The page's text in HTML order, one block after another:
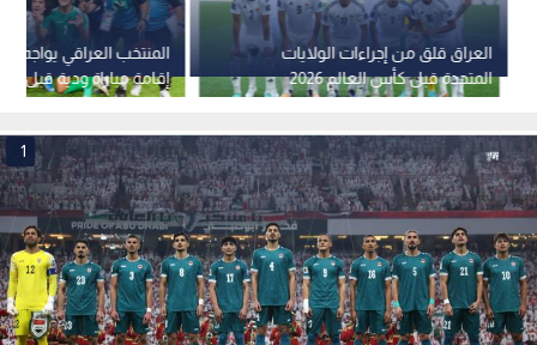
المنتخب العراقي يواجه
إقامة مباراة ودية قبل
العراق قلق من إجراءات الولايات
المتحدة قبل كأس العالم 2026
1